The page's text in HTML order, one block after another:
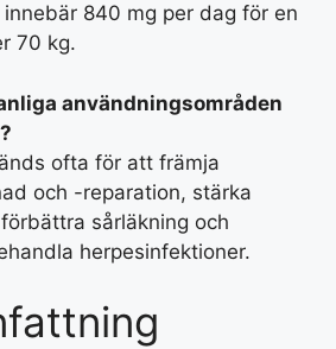
840 mg per dag för en
70 kg.
användningsområden
ofta för att främja
och -reparation, stärka
sårläkning och
herpesinfektioner.